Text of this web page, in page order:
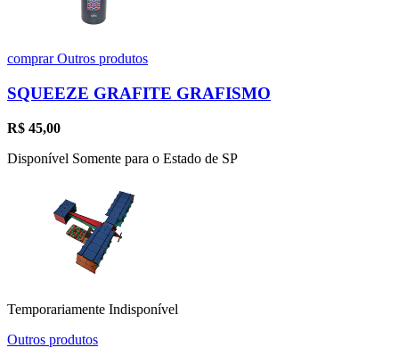
comprarOutros produtos
SQUEEZE GRAFITE GRAFISMO
R$ 45,00
Disponível Somente para o Estado de SP
Temporariamente Indisponível
Outros produtos